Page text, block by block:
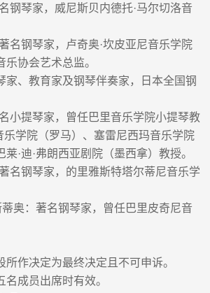
钢琴家，威尼斯贝内德托·马尔切洛音
名钢琴家，卢奇奥·坎皮亚尼音乐学院
协会艺术总监。
家、教育家及钢琴伴奏家，日本全国钢
小提琴家，曾任巴里音乐学院小提琴教
乐学院 （罗马）、塞雷尼西玛音乐学院
莱·迪·弗朗西亚剧院（墨西拿）教授。
名钢琴家，的里雅斯特塔尔蒂尼音乐学
奥 ：著名钢琴家，曾任巴里皮奇尼音
所作决定为最终决定且不可申诉。
成员出席时有效。